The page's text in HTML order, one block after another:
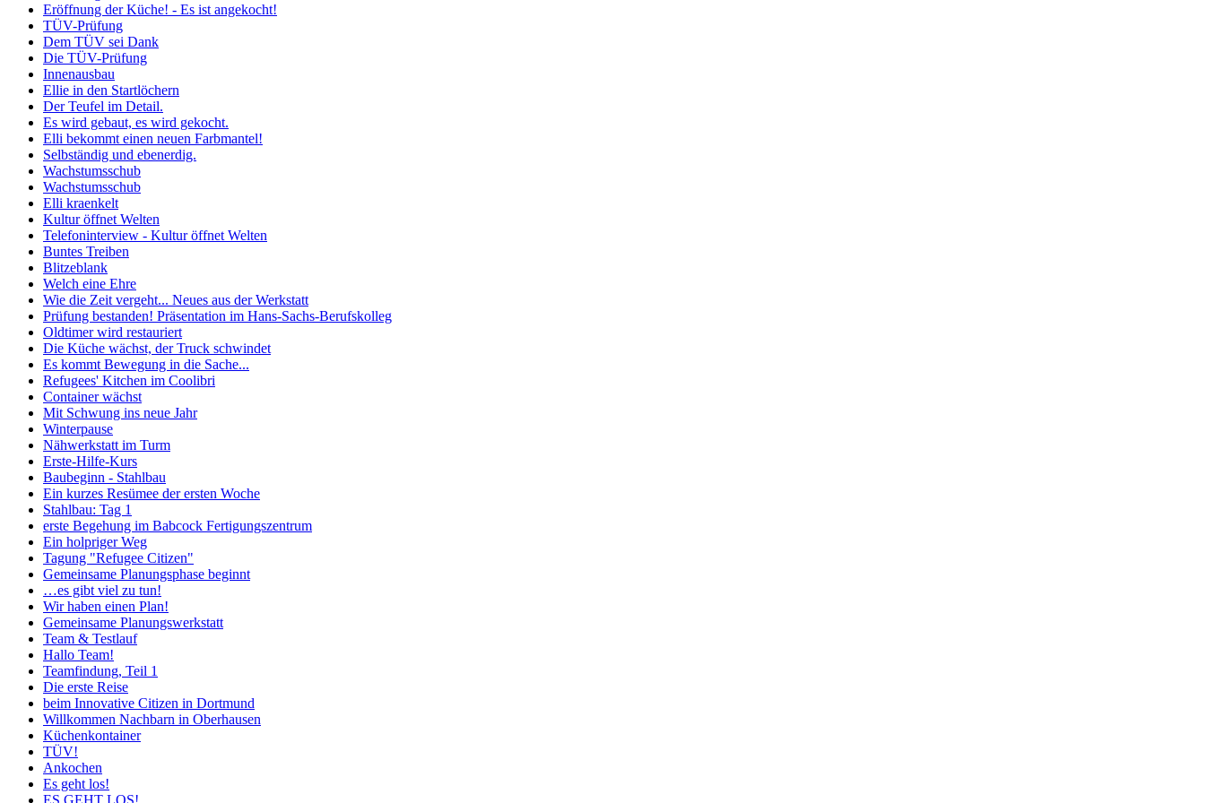
Eröffnung der Küche! - Es ist angekocht!
TÜV-Prüfung
Dem TÜV sei Dank
Die TÜV-Prüfung
Innenausbau
Ellie in den Startlöchern
Der Teufel im Detail.
Es wird gebaut, es wird gekocht.
Elli bekommt einen neuen Farbmantel!
Selbständig und ebenerdig.
Wachstumsschub
Wachstumsschub
Elli kraenkelt
Kultur öffnet Welten
Telefoninterview - Kultur öffnet Welten
Buntes Treiben
Blitzeblank
Welch eine Ehre
Wie die Zeit vergeht... Neues aus der Werkstatt
Prüfung bestanden! Präsentation im Hans-Sachs-Berufskolleg
Oldtimer wird restauriert
Die Küche wächst, der Truck schwindet
Es kommt Bewegung in die Sache...
Refugees' Kitchen im Coolibri
Container wächst
Mit Schwung ins neue Jahr
Winterpause
Nähwerkstatt im Turm
Erste-Hilfe-Kurs
Baubeginn - Stahlbau
Ein kurzes Resümee der ersten Woche
Stahlbau: Tag 1
erste Begehung im Babcock Fertigungszentrum
Ein holpriger Weg
Tagung "Refugee Citizen"
Gemeinsame Planungsphase beginnt
…es gibt viel zu tun!
Wir haben einen Plan!
Gemeinsame Planungswerkstatt
Team & Testlauf
Hallo Team!
Teamfindung, Teil 1
Die erste Reise
beim Innovative Citizen in Dortmund
Willkommen Nachbarn in Oberhausen
Küchenkontainer
TÜV!
Ankochen
Es geht los!
ES GEHT LOS!